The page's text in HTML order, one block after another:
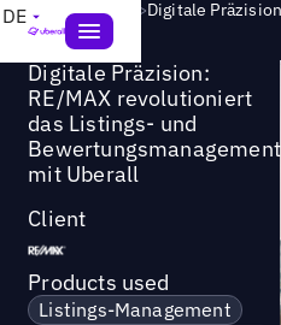
DE Success Story >
Digitale Präzision:
RE/MAX revolutioniert
das Listings- und
Bewertungsmanagement
mit Uberall
Client
Products used
Listings-Management